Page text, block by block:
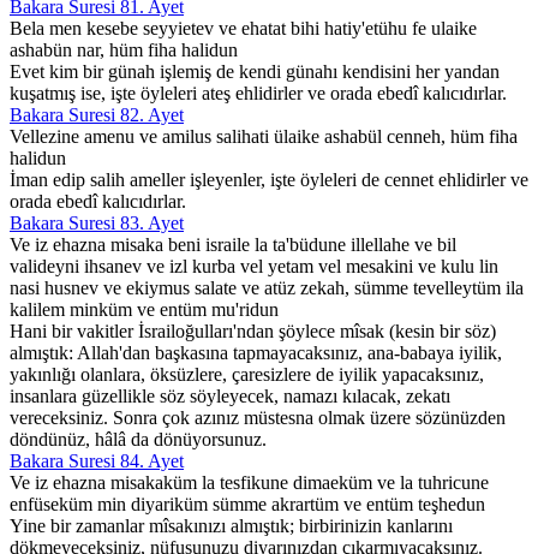
Bakara Suresi 81. Ayet
Bela men kesebe seyyietev ve ehatat bihi hatiy'etühu fe ulaike
ashabün nar, hüm fiha halidun
Evet kim bir günah işlemiş de kendi günahı kendisini her yandan
kuşatmış ise, işte öyleleri ateş ehlidirler ve orada ebedî kalıcıdırlar.
Bakara Suresi 82. Ayet
Vellezine amenu ve amilus salihati ülaike ashabül cenneh, hüm fiha
halidun
İman edip salih ameller işleyenler, işte öyleleri de cennet ehlidirler ve
orada ebedî kalıcıdırlar.
Bakara Suresi 83. Ayet
Ve iz ehazna misaka beni israile la ta'büdune illellahe ve bil
valideyni ihsanev ve izl kurba vel yetam vel mesakini ve kulu lin
nasi husnev ve ekiymus salate ve atüz zekah, sümme tevelleytüm ila
kalilem minküm ve entüm mu'ridun
Hani bir vakitler İsrailoğulları'ndan şöylece mîsak (kesin bir söz)
almıştık: Allah'dan başkasına tapmayacaksınız, ana-babaya iyilik,
yakınlığı olanlara, öksüzlere, çaresizlere de iyilik yapacaksınız,
insanlara güzellikle söz söyleyecek, namazı kılacak, zekatı
vereceksiniz. Sonra çok azınız müstesna olmak üzere sözünüzden
döndünüz, hâlâ da dönüyorsunuz.
Bakara Suresi 84. Ayet
Ve iz ehazna misakaküm la tesfikune dimaeküm ve la tuhricune
enfüseküm min diyariküm sümme akrartüm ve entüm teşhedun
Yine bir zamanlar mîsakınızı almıştık; birbirinizin kanlarını
dökmeyeceksiniz, nüfusunuzu diyarınızdan çıkarmıyacaksınız.